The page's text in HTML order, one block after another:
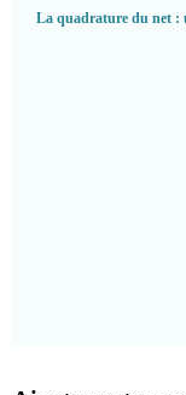
La quadrature du net :